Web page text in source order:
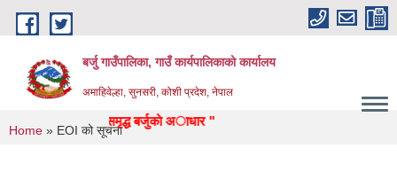
Skip to main content
बर्जु गाउँपालिका, गाउँ कार्यपालिकाको कार्यालय
अमाहिवेल्हा, सुनसरी, कोशी प्रदेश, नेपाल
पुर्वाधार: सुन्दर, समृद्ध बर्जुकाे अाधार "
You are here
Home » EOI को सूचना